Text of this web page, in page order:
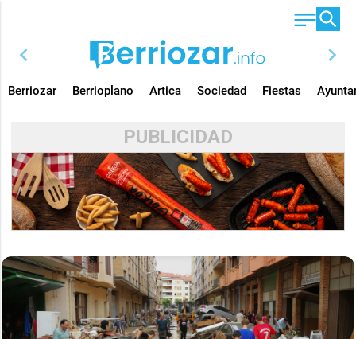
chevron_left chevron_right
Berriozar Berrioplano Artica Sociedad Fiestas
PUBLICIDAD